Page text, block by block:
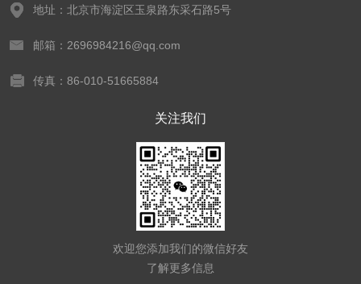
地址：北京市海淀区玉泉路东采石路5号
邮箱：2696984216@qq.com
传真：86-010-51665884
关注我们
欢迎您添加我们的微信好友
了解更多信息